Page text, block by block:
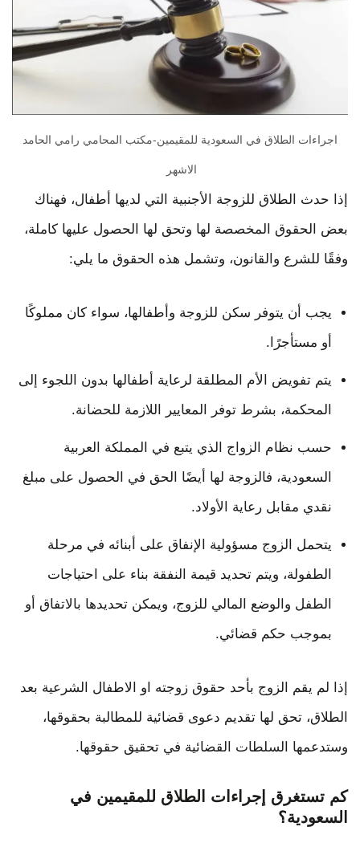
اجراءات الطلاق في السعودية للمقيمين-مكتب المحامي رامي الحامد
الاشهر
إذا حدث الطلاق للزوجة الأجنبية التي لديها أطفال، فهناك
بعض الحقوق المخصصة لها وتحق لها الحصول عليها كاملة،
وفقًا للشرع والقانون، وتشمل هذه الحقوق ما يلي:
يجب أن يتوفر سكن للزوجة وأطفالها، سواء كان مملوكًا
أو مستأجرًا.
يتم تفويض الأم المطلقة لرعاية أطفالها بدون اللجوء إلى
المحكمة، بشرط توفر المعايير اللازمة للحضانة.
حسب نظام الزواج الذي يتبع في المملكة العربية
السعودية، فالزوجة لها أيضًا الحق في الحصول على مبلغ
نقدي مقابل رعاية الأولاد.
يتحمل الزوج مسؤولية الإنفاق على أبنائه في مرحلة
الطفولة، ويتم تحديد قيمة النفقة بناء على احتياجات
الطفل والوضع المالي للزوج، ويمكن تحديدها بالاتفاق أو
بموجب حكم قضائي.
إذا لم يقم الزوج بأحد حقوق زوجته او الاطفال الشرعية بعد
الطلاق، تحق لها تقديم دعوى قضائية للمطالبة بحقوقها،
وستدعمها السلطات القضائية في تحقيق حقوقها.
كم تستغرق إجراءات الطلاق للمقيمين في
السعودية؟